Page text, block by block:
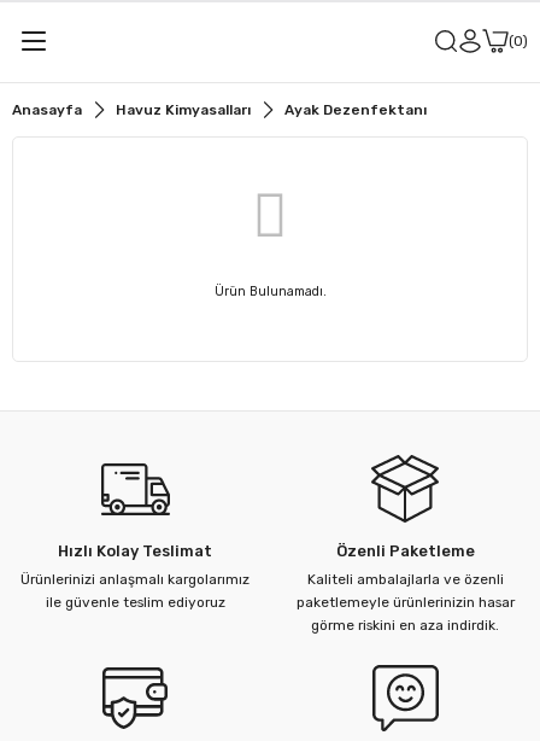
0
Anasayfa Havuz Kimyasalları Ayak Dezenfektanı
Ürün Bulunamadı.
Hızlı Kolay Teslimat
Ürünlerinizi anlaşmalı kargolarımız
ile güvenle teslim ediyoruz
Özenli Paketleme
Kaliteli ambalajlarla ve özenli
paketlemeyle ürünlerinizin hasar
görme riskini en aza indirdik.